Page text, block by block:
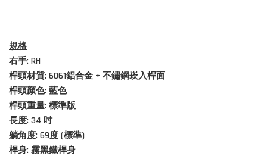
規格
右手: RH
桿頭材質: 6061鋁合金 + 不鏽鋼崁入桿面
桿頭顏色: 藍色
桿頭重量: 標準版
長度: 34 吋
躺角度: 69度 (標準)
桿身: 霧黑鐵桿身